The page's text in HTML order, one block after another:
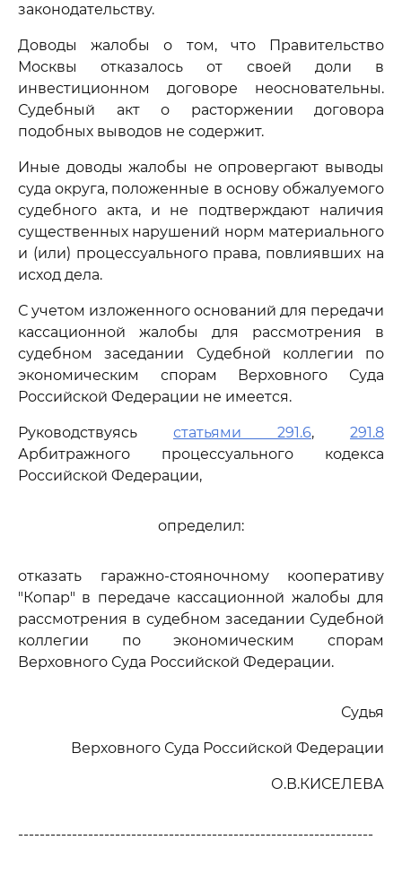
законодательству.
Доводы жалобы о том, что Правительство
Москвы отказалось от своей доли в
инвестиционном договоре неосновательны.
Судебный акт о расторжении договора
подобных выводов не содержит.
Иные доводы жалобы не опровергают выводы
суда округа, положенные в основу обжалуемого
судебного акта, и не подтверждают наличия
существенных нарушений норм материального
и (или) процессуального права, повлиявших на
исход дела.
С учетом изложенного оснований для передачи
кассационной жалобы для рассмотрения в
судебном заседании Судебной коллегии по
экономическим спорам Верховного Суда
Российской Федерации не имеется.
Руководствуясь статьями 291.6, 291.8
Арбитражного процессуального кодекса
Российской Федерации,
определил:
отказать гаражно-стояночному кооперативу
"Копар" в передаче кассационной жалобы для
рассмотрения в судебном заседании Судебной
коллегии по экономическим спорам
Верховного Суда Российской Федерации.
Судья
Верховного Суда Российской Федерации
О.В.КИСЕЛЕВА
------------------------------------------------------------------